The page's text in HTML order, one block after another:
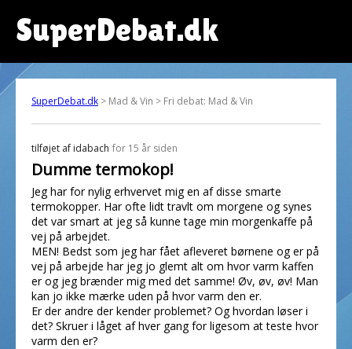
SuperDebat.dk
SuperDebat.dk > Mad & Vin > Fri debat: Mad & Vin
tilføjet af idabach for 15 år siden
Dumme termokop!
Jeg har for nylig erhvervet mig en af disse smarte
termokopper. Har ofte lidt travlt om morgene og synes
det var smart at jeg så kunne tage min morgenkaffe på
vej på arbejdet.
MEN! Bedst som jeg har fået afleveret børnene og er på
vej på arbejde har jeg jo glemt alt om hvor varm kaffen
er og jeg brænder mig med det samme! Øv, øv, øv! Man
kan jo ikke mærke uden på hvor varm den er.
Er der andre der kender problemet? Og hvordan løser i
det? Skruer i låget af hver gang for ligesom at teste hvor
varm den er?